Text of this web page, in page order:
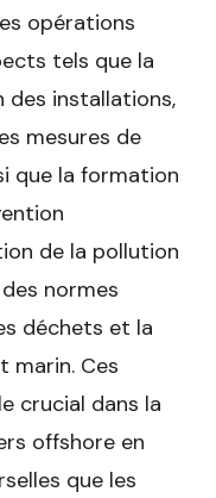
opérations
tels que la
installations,
mesures de
que la formation
de la pollution
normes
déchets et la
marin. Ces
crucial dans la
offshore en
que les